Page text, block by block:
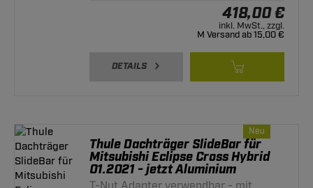
418,00 €
inkl. MwSt., zzgl.
M Versand ab 15,00 €
DETAILS
Neu
Thule Dachträger SlideBar für
Mitsubishi Eclipse Cross Hybrid
01.2021 - jetzt Aluminium